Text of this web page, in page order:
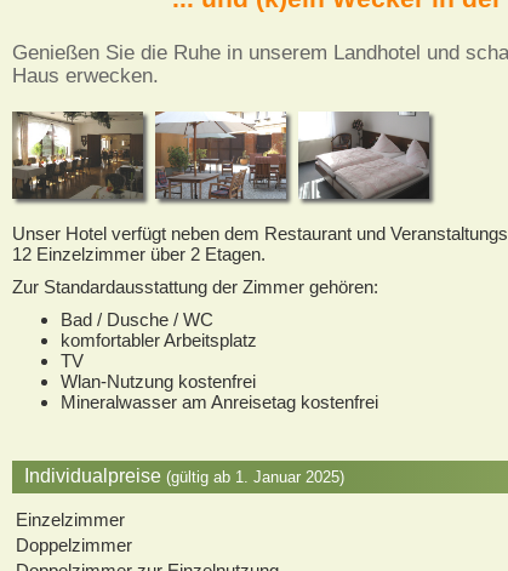
Genießen Sie die Ruhe in unserem Landhotel und
Haus erwecken.
Unser Hotel verfügt neben dem Restaurant und
12 Einzelzimmer über 2 Etagen.
Zur Standardausstattung der Zimmer gehören:
Bad / Dusche / WC
komfortabler Arbeitsplatz
TV
Wlan-Nutzung kostenfrei
Mineralwasser am Anreisetag kostenfrei
Individualpreise (gültig ab 1. Januar 2025)
Einzelzimmer
Doppelzimmer